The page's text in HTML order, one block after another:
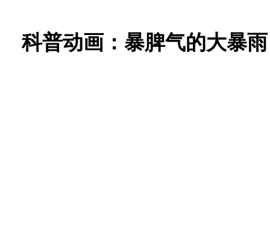
科普动画： 暴脾气的大暴雨